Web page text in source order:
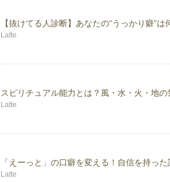
【抜けてる人診断】あなたの“うっかり癖”
Latte
スピリチュアル能力とは？風・水・火・地
Latte
「えーっと」の口癖を変える！自信を持っ
Latte